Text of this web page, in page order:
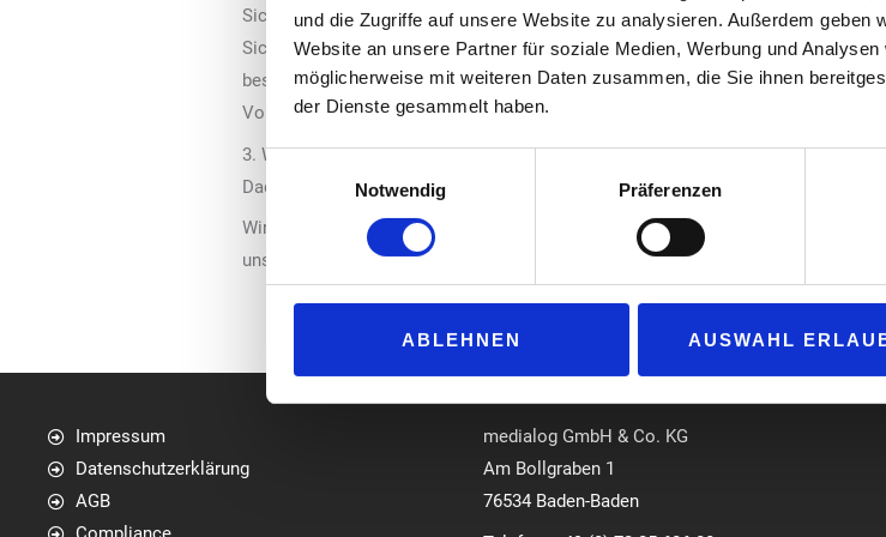
und die Zugriffe auf unsere Website zu analysieren. Außerdem geben
Website an unsere Partner für soziale Medien, Werbung und
möglicherweise mit weiteren Daten zusammen, die Sie ihnen
der Dienste gesammelt haben.
Einwilligungsauswahl
Notwendig
Präferenzen
ABLEHNEN AUSWAHL
Sicherheit der Verbraucher*innen dar. Daher sind sie gem. Artikel 9 Absatz 7
Sicherheitsinformationen bereitzustellen. Auch bei Büchern, die vor
besonderen sicherheitsrelevanten Merkmale aufweisen, schützen wir das
Vorsichtsmaßnahmen erfordern, werden diese klar und eindeutig ausgewiesen.
3. Wir gewährleisten, dass jedes Magazin mit den notwendigen Informationen
Dadurch können wir jederzeit die Produktionsherkunft eines Buches ermitteln
Wir prüfen unsere Prozesse regelmäßig, um den Sicherheitsstandard unserer
unserer Produkte haben, können Sie uns unter folgender E-Mail-Adresse
Impressum
Datenschutzerklärung
AGB
medialog GmbH & Co. KG
Am Bollgraben 1
76534 Baden-Baden